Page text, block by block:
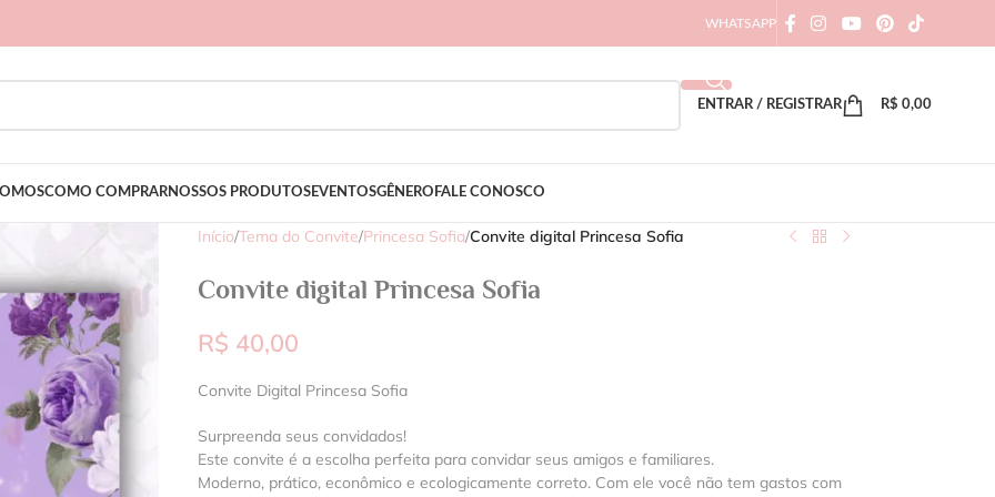
WHATSAPP
ENTRAR / REGISTRAR R$ 0,00
COMO COMPRARNOSSOS PRODUTOSEVENTOSGÊNERO FALE CONOSCO
Início/Tema do Convite/Princesa Sofia/Convite digital Princesa Sofia
Convite digital Princesa Sofia
R$ 40,00
Convite Digital Princesa Sofia
Surpreenda seus convidados!
Este convite é a escolha perfeita para convidar seus amigos e familiares.
Moderno, prático, econômico e ecologicamente correto. Com ele você não tem gastos com